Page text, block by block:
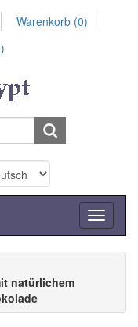
Warenkorb (0)
Toggle
natürlichem